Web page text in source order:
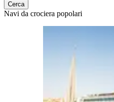
Cerca
Navi da crociera popolari